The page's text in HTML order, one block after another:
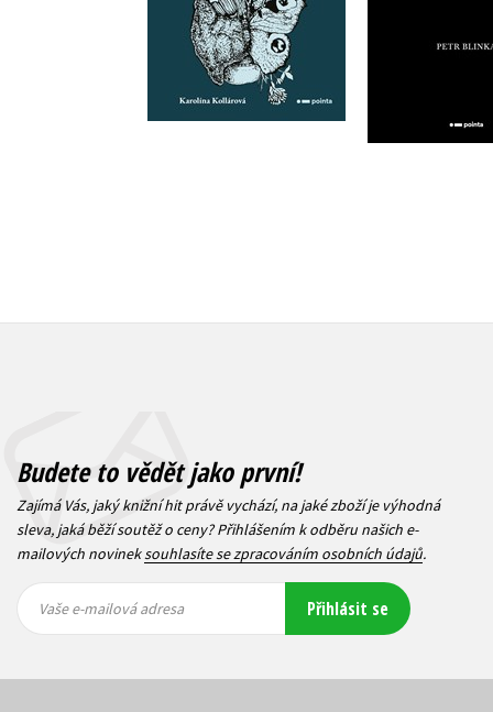
Do košíku
279 Kč
223 Kč
Do
Budete to vědět jako první!
Zajímá Vás, jaký knižní hit právě vychází, na jaké zboží je výhodná
sleva, jaká běží soutěž o ceny? Přihlášením k odběru našich e-
mailových novineksouhlasíte se zpracováním osobních údajů.
mailová
mailová
Vaše e-mailová adresa Přihlásit se